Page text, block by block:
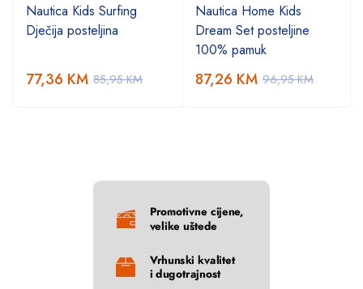
Nautica Kids Surfing
Dječija posteljina
85,95KM
77,36 KM
Nautica Home Kids
Dream Set posteljine
100% pamuk
96,95KM
87,26 KM